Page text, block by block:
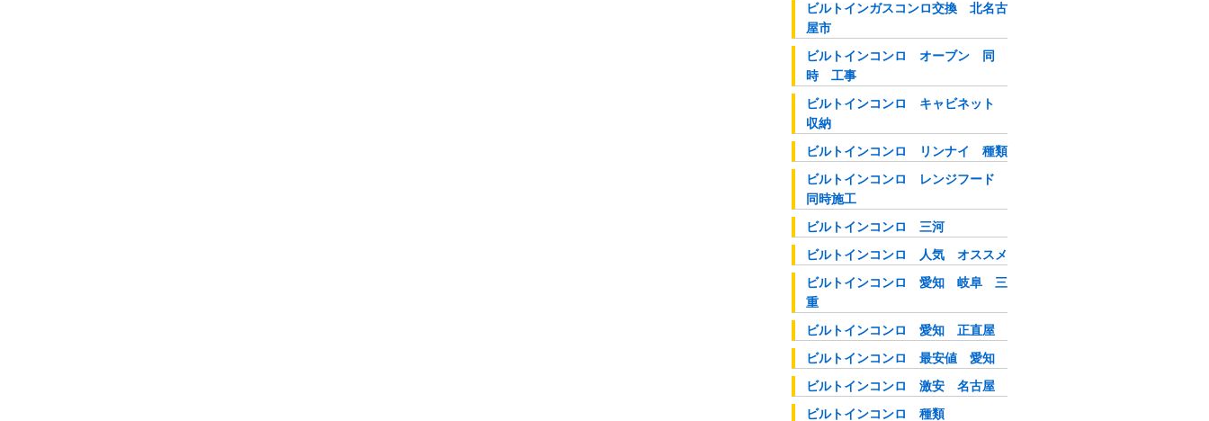
ビルトインガスコンロ交換 北名古
屋市
ビルトインコンロ オーブン 同
時 工事
ビルトインコンロ キャビネット
収納
ビルトインコンロ リンナイ 種類
ビルトインコンロ レンジフード
同時施工
ビルトインコンロ 三河
ビルトインコンロ 人気 オススメ
ビルトインコンロ 愛知 岐阜 三
重
ビルトインコンロ 愛知 正直屋
ビルトインコンロ 最安値 愛知
ビルトインコンロ 激安 名古屋
ビルトインコンロ 種類